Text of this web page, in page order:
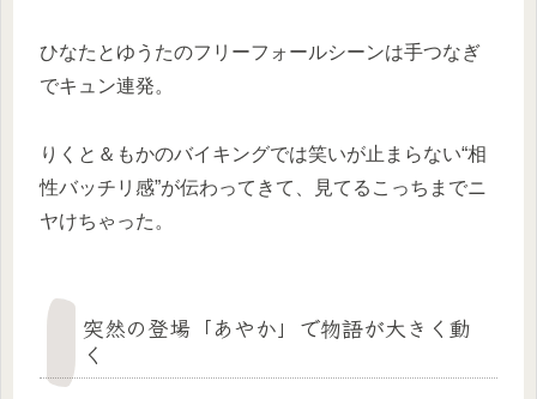
ひなたとゆうたのフリーフォールシーンは手つなぎ
でキュン連発。
りくと＆もかのバイキングでは笑いが止まらない“相
性バッチリ感”が伝わってきて、見てるこっちまでニ
ヤけちゃった。
突然の登場「あやか」で物語が大きく動
く